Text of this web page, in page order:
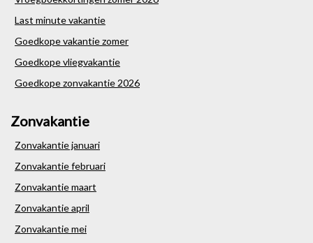
Last minute vakantie
Goedkope vakantie zomer
Goedkope vliegvakantie
Goedkope zonvakantie 2026
Zonvakantie
Zonvakantie januari
Zonvakantie februari
Zonvakantie maart
Zonvakantie april
Zonvakantie mei